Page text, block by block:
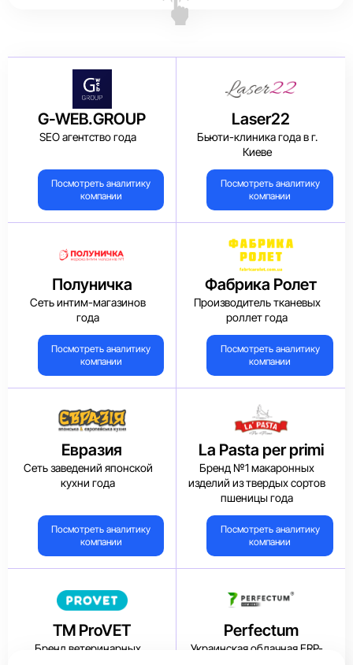
G-WEB.GROUP
SEO агентство года
Посмотреть аналитику
компании
Laser22
Бьюти-клиника года в г.
Киеве
Посмотреть аналитику
компании
Полуничка
Сеть интим-магазинов
года
Посмотреть аналитику
компании
Фабрика Ролет
Производитель тканевых
роллет года
Посмотреть аналитику
компании
Евразия
Сеть заведений японской
кухни года
Посмотреть аналитику
компании
La Pasta per primi
Бренд №1 макаронных
изделий из твердых сортов
пшеницы года
Посмотреть аналитику
компании
ТМ ProVET
Бренд ветеринарных
Perfectum
Украинская облачная ERP-